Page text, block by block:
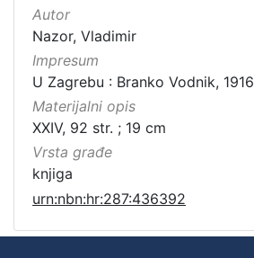
Autor
Nazor, Vladimir
Impresum
U Zagrebu : Branko Vodnik, 1916
Materijalni opis
XXIV, 92 str. ; 19 cm
Vrsta građe
knjiga
urn:nbn:hr:287:436392